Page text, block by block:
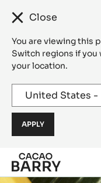
Close
You are viewing this
Switch regions if
your location.
Skip to main